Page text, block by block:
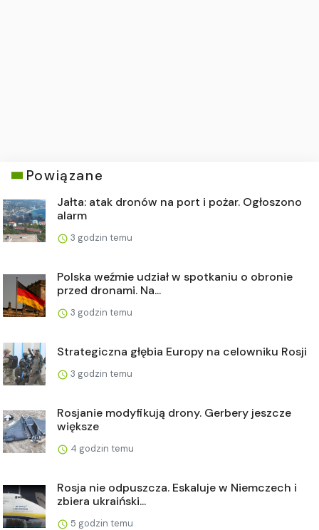
Powiązane
Jałta: atak dronów na port i pożar. Ogłoszono
alarm
3 godzin temu
Polska weźmie udział w spotkaniu o obronie
przed dronami. Na...
3 godzin temu
Strategiczna głębia Europy na celowniku Rosji
3 godzin temu
Rosjanie modyfikują drony. Gerbery jeszcze
większe
4 godzin temu
Rosja nie odpuszcza. Eskaluje w Niemczech i
zbiera ukraiński...
5 godzin temu